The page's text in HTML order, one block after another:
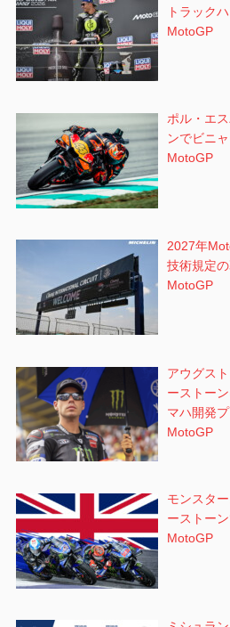
トラック
MotoGP
ポル・エ
ンでビニ
MotoGP
2027年
技術規定
MotoGP
アウグス
ーストー
マハ開発
MotoGP
モンスタ
ーストー
MotoGP